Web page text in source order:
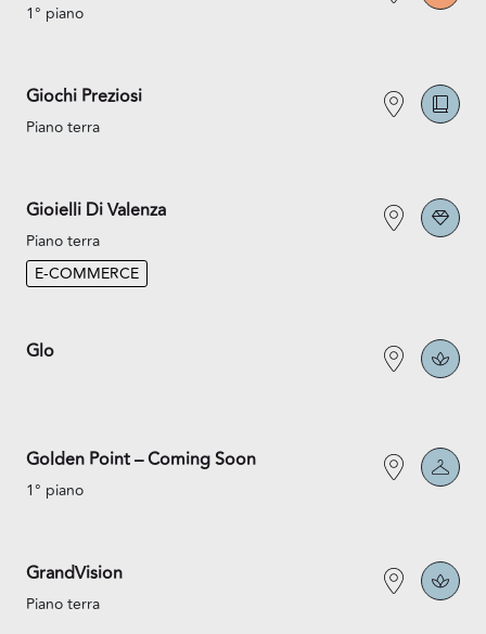
1° piano
Giochi Preziosi
Piano terra
Gioielli Di Valenza
Piano terra
E-COMMERCE
Glo
Golden Point – Coming Soon
1° piano
GrandVision
Piano terra